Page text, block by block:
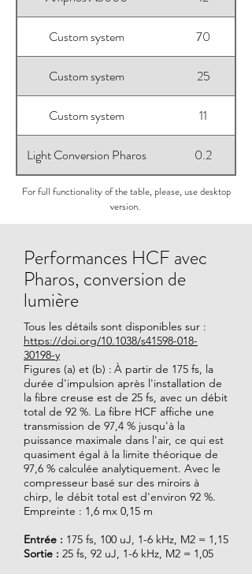
Custom system 70
Custom system 25
Custom system 11
Light Conversion Pharos 0.2
For full functionality of the table, please, use desktop
version.
Performances HCF avec
Pharos, conversion de
lumière
Tous les détails sont disponibles sur :
https://doi.org/10.1038/s41598-018-
30198-y
Figures (a) et (b) : À partir de 175 fs, la
durée d'impulsion après l'installation de
la fibre creuse est de 25 fs, avec un débit
total de 92 %. La fibre HCF affiche une
transmission de 97,4 % jusqu'à la
puissance maximale dans l'air, ce qui est
quasiment égal à la limite théorique de
97,6 % calculée analytiquement. Avec le
compresseur basé sur des miroirs à
chirp, le débit total est d'environ 92 %.
Empreinte : 1,6 mx 0,15 m
Entrée : 175 fs, 100 uJ, 1-6 kHz, M2 = 1,15
Sortie : 25 fs, 92 uJ, 1-6 kHz, M2 = 1,05